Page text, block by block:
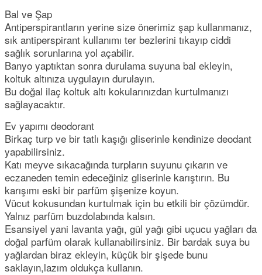
Bal ve Şap
Antiperspirantların yerine size önerimiz şap kullanmanız,
sık antiperspirant kullanımı ter bezlerini tıkayıp ciddi
sağlık sorunlarına yol açabilir.
Banyo yaptıktan sonra durulama suyuna bal ekleyin,
koltuk altınıza uygulayın durulayın.
Bu doğal ilaç koltuk altı kokularınızdan kurtulmanızı
sağlayacaktır.
Ev yapımı deodorant
Birkaç turp ve bir tatlı kaşığı gliserinle kendinize deodant
yapabilirsiniz.
Katı meyve sıkacağında turpların suyunu çıkarın ve
eczaneden temin edeceğiniz gliserinle karıştırın. Bu
karışımı eski bir parfüm şişenize koyun.
Vücut kokusundan kurtulmak için bu etkili bir çözümdür.
Yalnız parfüm buzdolabında kalsın.
Esansiyel yani lavanta yağı, gül yağı gibi uçucu yağları da
doğal parfüm olarak kullanabilirsiniz. Bir bardak suya bu
yağlardan biraz ekleyin, küçük bir şişede bunu
saklayın,lazım oldukça kullanın.